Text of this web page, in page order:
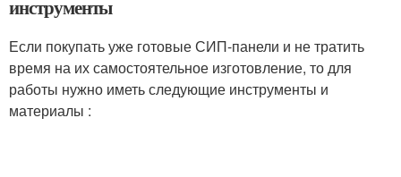
инструменты
Если покупать уже готовые СИП-панели и не тратить
время на их самостоятельное изготовление, то для
работы нужно иметь следующие инструменты и
материалы :